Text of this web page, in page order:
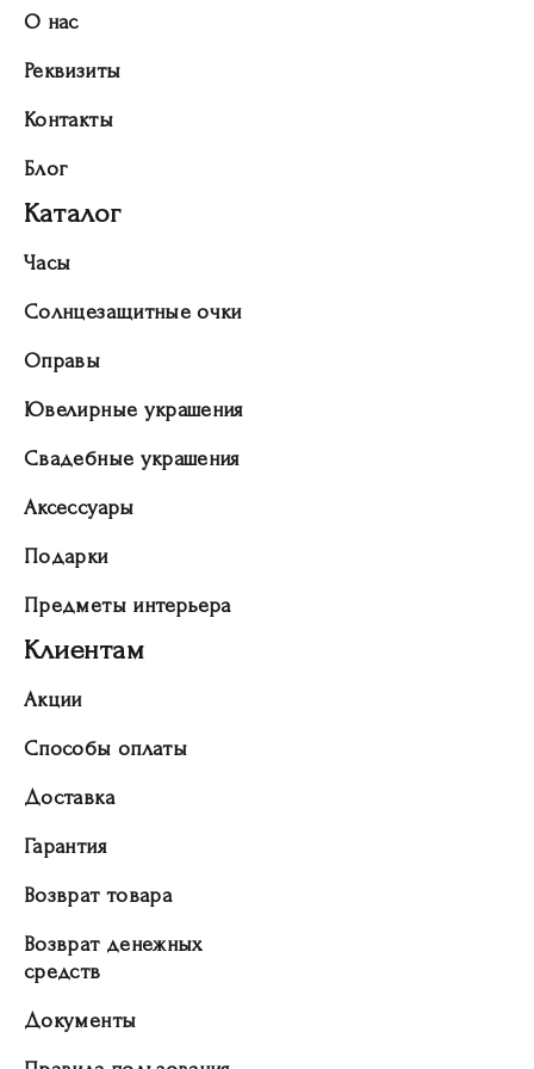
О нас
Реквизиты
Контакты
Блог
Каталог
Часы
Солнцезащитные очки
Оправы
Ювелирные украшения
Свадебные украшения
Аксессуары
Подарки
Предметы интерьера
Клиентам
Акции
Способы оплаты
Доставка
Гарантия
Возврат товара
Возврат денежных
средств
Документы